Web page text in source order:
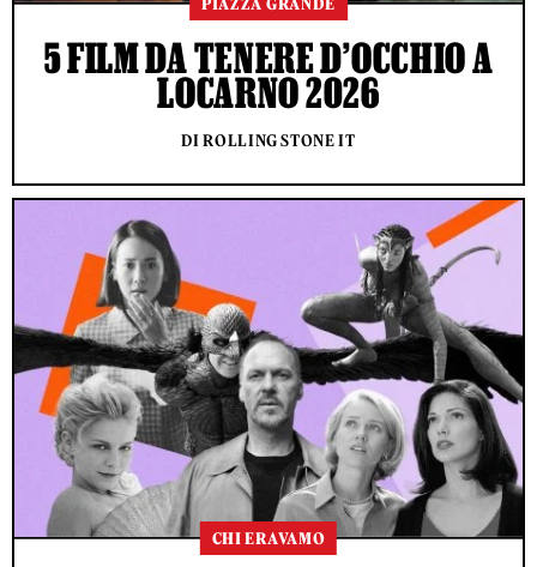
PIAZZA GRANDE
5 FILM DA TENERE D’OCCHIO A
LOCARNO 2026
DI ROLLING STONE IT
CHI ERAVAMO